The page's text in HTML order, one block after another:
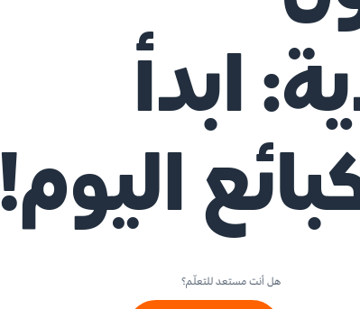
ابدأ
اليوم!
هل أنت مستعد للتعلّم؟